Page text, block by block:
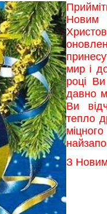
Новим
мир і
році
давно
Ви
тепло
З